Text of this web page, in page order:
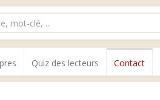
Quiz des lecteurs Contact